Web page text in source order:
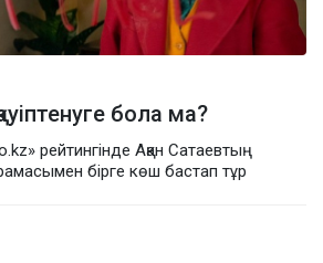
бола ма?
рейтингінде Ақан Сатаевтың
бірге көш бастап тұр